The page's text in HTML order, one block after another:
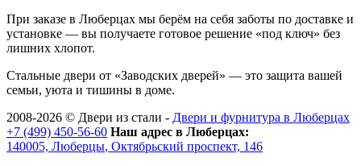
При заказе в Люберцах мы берём на себя заботы по доставке и
установке — вы получаете готовое решение «под ключ» без
лишних хлопот.
Стальные двери от «Заводских дверей» — это защита вашей
семьи, уюта и тишины в доме.
2008-2026 © Двери из стали - Двери и фурнитура в Люберцах
+7 (499) 450-56-60 Наш адрес в Люберцах:
140005, Люберцы, Октябрьский проспект, 146